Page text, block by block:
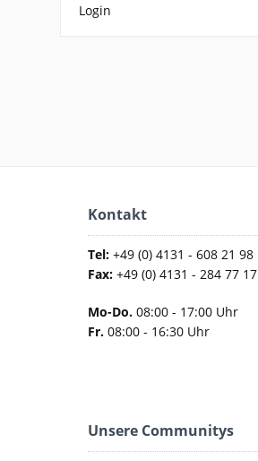
Login
Kontakt
Tel:+49 (0) 4131 - 608 21 98
Fax:+49 (0) 4131 - 284 77 17
Mo-Do.08:00 - 17:00 Uhr
Fr.08:00 - 16:30 Uhr
Unsere Communitys